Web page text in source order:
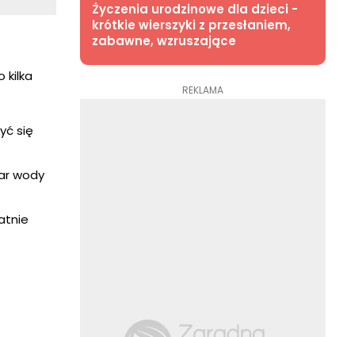
kilka
się
wody
Życzenia urodzinowe dla dzieci -
krótkie wierszyki z przesłaniem,
zabawne, wzruszające
REKLAMA